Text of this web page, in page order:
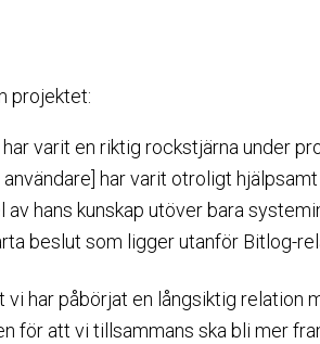
projektet:
varit en riktig rockstjärna under
användare] har varit otroligt
av hans kunskap utöver bara
beslut som ligger utanför Bitlog-
vi har påbörjat en långsiktig relation
för att vi tillsammans ska bli mer